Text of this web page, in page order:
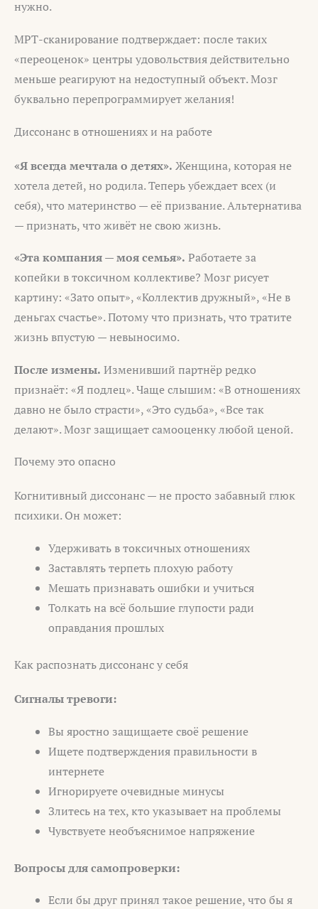
нужно.
МРТ-сканирование подтверждает: после таких
«переоценок» центры удовольствия действительно
меньше реагируют на недоступный объект. Мозг
буквально перепрограммирует желания!
Диссонанс в отношениях и на работе
«Я всегда мечтала о детях». Женщина, которая не
хотела детей, но родила. Теперь убеждает всех (и
себя), что материнство — её призвание. Альтернатива
— признать, что живёт не свою жизнь.
«Эта компания — моя семья». Работаете за
копейки в токсичном коллективе? Мозг рисует
картину: «Зато опыт», «Коллектив дружный», «Не в
деньгах счастье». Потому что признать, что тратите
жизнь впустую — невыносимо.
После измены. Изменивший партнёр редко
признаёт: «Я подлец». Чаще слышим: «В отношениях
давно не было страсти», «Это судьба», «Все так
делают». Мозг защищает самооценку любой ценой.
Почему это опасно
Когнитивный диссонанс — не просто забавный глюк
психики. Он может:
Удерживать в токсичных отношениях
Заставлять терпеть плохую работу
Мешать признавать ошибки и учиться
Толкать на всё большие глупости ради
оправдания прошлых
Как распознать диссонанс у себя
Сигналы тревоги:
Вы яростно защищаете своё решение
Ищете подтверждения правильности в
интернете
Игнорируете очевидные минусы
Злитесь на тех, кто указывает на проблемы
Чувствуете необъяснимое напряжение
Вопросы для самопроверки:
Если бы друг принял такое решение, что бы я